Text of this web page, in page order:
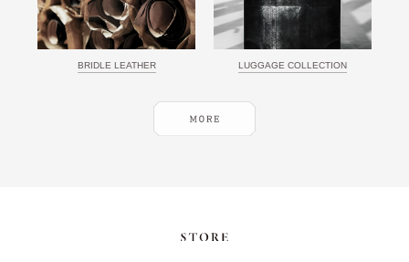
BRIDLE LEATHER LUGGAGE COLLECTION